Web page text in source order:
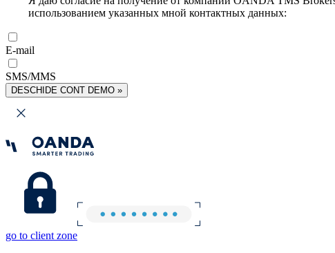
использованием указанных мной контактных данных:
E-mail
SMS/MMS
DESCHIDE CONT DEMO »
go to client zone